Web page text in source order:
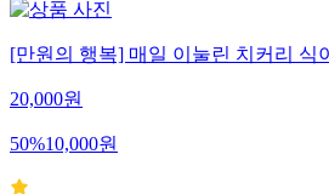
[만원의 행복] 매일 이눌린 치커리 식
20,000원
50%10,000원